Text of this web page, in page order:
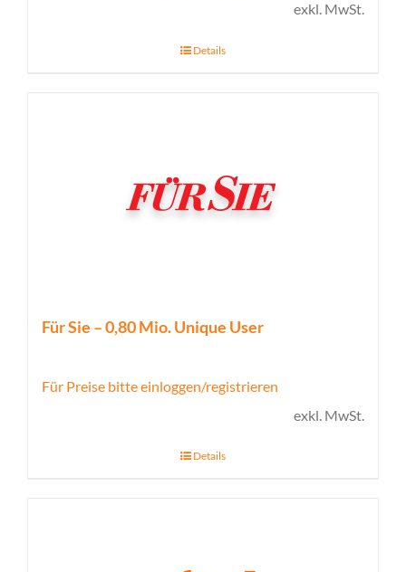
exkl. MwSt.
Details
Für Sie – 0,80 Mio. Unique User
Für Preise bitte einloggen/registrieren
exkl. MwSt.
Details